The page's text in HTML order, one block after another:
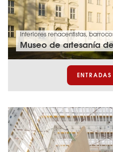
Interiores renacentistas,
Museo de artesanía